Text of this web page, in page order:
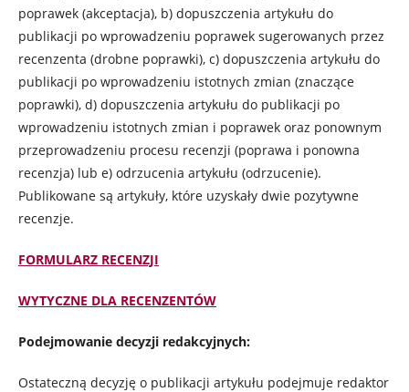
poprawek (akceptacja), b) dopuszczenia artykułu do
publikacji po wprowadzeniu poprawek sugerowanych przez
recenzenta (drobne poprawki), c) dopuszczenia artykułu do
publikacji po wprowadzeniu istotnych zmian (znaczące
poprawki), d) dopuszczenia artykułu do publikacji po
wprowadzeniu istotnych zmian i poprawek oraz ponownym
przeprowadzeniu procesu recenzji (poprawa i ponowna
recenzja) lub e) odrzucenia artykułu (odrzucenie).
Publikowane są artykuły, które uzyskały dwie pozytywne
recenzje.
FORMULARZ RECENZJI
WYTYCZNE DLA RECENZENTÓW
Podejmowanie decyzji redakcyjnych:
Ostateczną decyzję o publikacji artykułu podejmuje redaktor